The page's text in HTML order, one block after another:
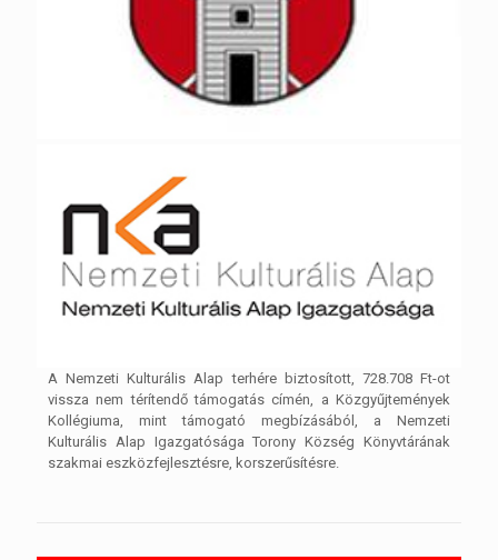
A Nemzeti Kulturális Alap terhére biztosított, 728.708 Ft-ot
vissza nem térítendő támogatás címén, a Közgyűjtemények
Kollégiuma, mint támogató megbízásából, a Nemzeti
Kulturális Alap Igazgatósága Torony Község Könyvtárának
szakmai eszközfejlesztésre, korszerűsítésre.